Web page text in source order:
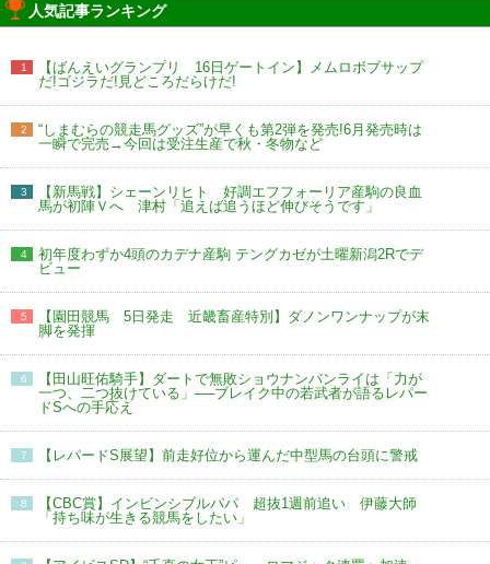
人気記事ランキング
1
【ばんえいグランプリ 16日ゲートイン】メムロボブサップ
だ!ゴジラだ!見どころだらけだ!
2
“しまむらの競走馬グッズ”が早くも第2弾を発売!6月発売時は
一瞬で完売→今回は受注生産で秋・冬物など
3
【新馬戦】シェーンリヒト 好調エフフォーリア産駒の良血
馬が初陣Ｖへ 津村「追えば追うほど伸びそうです」
4
初年度わずか4頭のカデナ産駒 テングカゼが土曜新潟2Rでデ
ビュー
5
【園田競馬 5日発走 近畿畜産特別】ダノンワンナップが末
脚を発揮
6
【田山旺佑騎手】ダートで無敗ショウナンバンライは「力が
一つ、二つ抜けている」──ブレイク中の若武者が語るレパー
ドSへの手応え
7 【レパードS展望】前走好位から運んだ中型馬の台頭に警戒
8
【CBC賞】インビンシブルパパ 超抜1週前追い 伊藤大師
「持ち味が生きる競馬をしたい」